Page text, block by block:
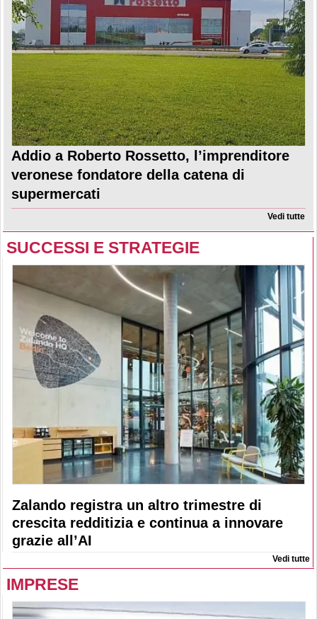
Addio a Roberto Rossetto, l’imprenditore
veronese fondatore della catena di
supermercati
Vedi tutte
SUCCESSI E STRATEGIE
Zalando registra un altro trimestre di
crescita redditizia e continua a innovare
grazie all’AI
Vedi tutte
IMPRESE